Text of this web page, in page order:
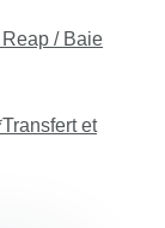
/ Baie
et